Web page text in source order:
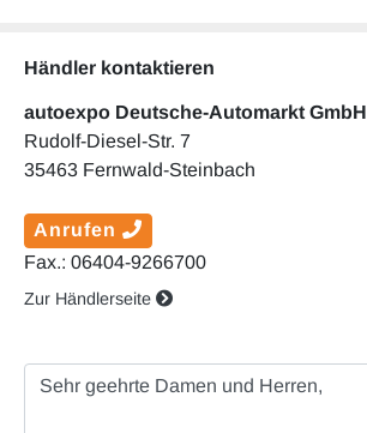
Händler kontaktieren
autoexpo Deutsche-Automarkt GmbH
Rudolf-Diesel-Str. 7
35463 Fernwald-Steinbach
Anrufen
Fax.: 06404-9266700
Zur Händlerseite